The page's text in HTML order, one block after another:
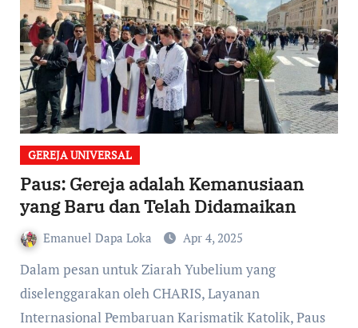
GEREJA UNIVERSAL
Paus: Gereja adalah Kemanusiaan
yang Baru dan Telah Didamaikan
Emanuel Dapa Loka Apr 4, 2025
Dalam pesan untuk Ziarah Yubelium yang
diselenggarakan oleh CHARIS, Layanan
Internasional Pembaruan Karismatik Katolik, Paus